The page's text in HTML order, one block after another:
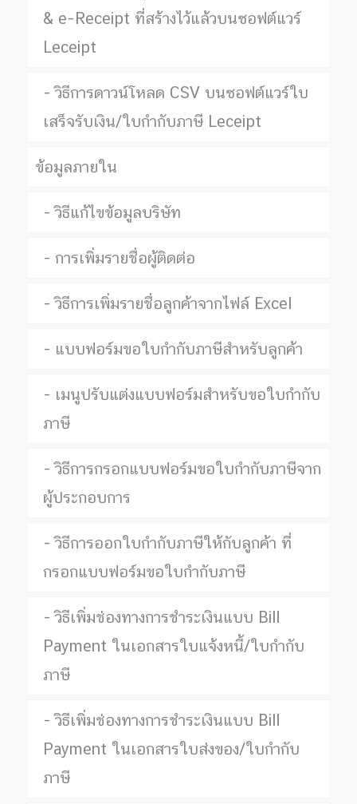
& e-Receipt ที่สร้างไว้แล้วบนซอฟต์แวร์
Leceipt
วิธีการดาวน์โหลด CSV บนซอฟต์แวร์ใบ
เสร็จรับเงิน/ใบกำกับภาษี Leceipt
ข้อมูลภายใน
วิธีแก้ไขข้อมูลบริษัท
การเพิ่มรายชื่อผู้ติดต่อ
วิธีการเพิ่มรายชื่อลูกค้าจากไฟล์ Excel
แบบฟอร์มขอใบกำกับภาษีสำหรับลูกค้า
เมนูปรับแต่งแบบฟอร์มสำหรับขอใบกำกับ
ภาษี
วิธีการกรอกแบบฟอร์มขอใบกำกับภาษีจาก
ผู้ประกอบการ
วิธีการออกใบกำกับภาษีให้กับลูกค้า ที่
กรอกแบบฟอร์มขอใบกำกับภาษี
วิธีเพิ่มช่องทางการชำระเงินแบบ Bill
Payment ในเอกสารใบแจ้งหนี้/ใบกำกับ
ภาษี
วิธีเพิ่มช่องทางการชำระเงินแบบ Bill
Payment ในเอกสารใบส่งของ/ใบกำกับ
ภาษี